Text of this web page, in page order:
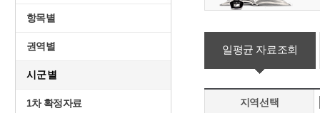
항목별
권역별
시군별
1차 확정자료
일평균 자료조회
지역선택